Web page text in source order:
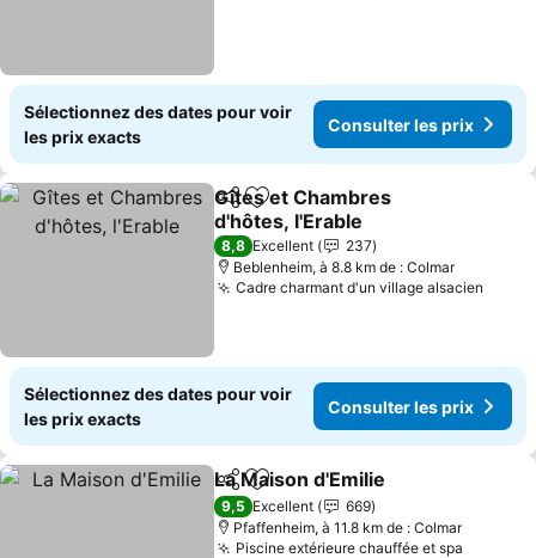
Sélectionnez des dates pour voir
les prix exacts
Consulter les prix
PartagerAjouter à mes favoris
Gîtes et Chambres
d'hôtes, l'Erable
8,8 Excellent
237
Beblenheim, à 8.8 km de : Colmar
Cadre charmant d'un village alsacien
Sélectionnez des dates pour voir
les prix exacts
Consulter les prix
PartagerAjouter à mes favoris
La Maison d'Emilie
9,5 Excellent
669
Pfaffenheim, à 11.8 km de : Colmar
Piscine extérieure chauffée et spa